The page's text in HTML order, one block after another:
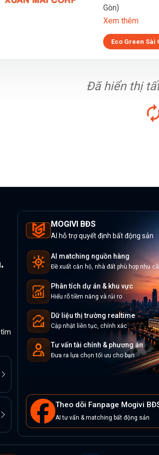
Gòn)
Xem thêm
Eco Green Sài
Đã hiển thị
MOGIVI BĐS
AI hỗ trợ quyết định bất động sản
AI matching nguồn hàng
Đề xuất căn hộ, nhà đất phù hợp nhu
Phân tích dự án & khu vực
Hiểu rõ tiềm năng và rủi ro
Dữ liệu thị trường realtime
Cập nhật liên tục, chính xác
Tư vấn tài chính & phương án
Đưa ra lựa chọn tối ưu cho bạn
Theo dõi Fanpage Mogivi
AI tư vấn & matching bất động sản